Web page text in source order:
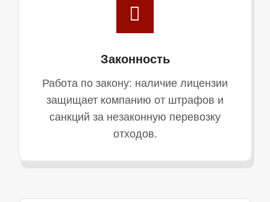
Законность
Работа по закону: наличие лицензии
защищает компанию от штрафов и
санкций за незаконную перевозку
отходов.